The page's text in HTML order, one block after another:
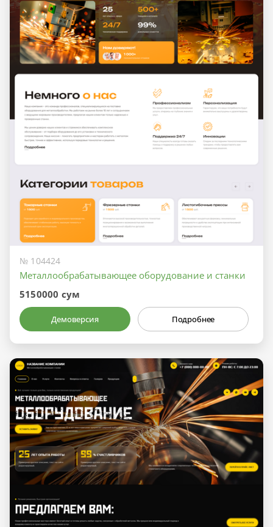
№ 104424
Металлообрабатывающее оборудование и станки
5150000 сум
Демоверсия Подробнее